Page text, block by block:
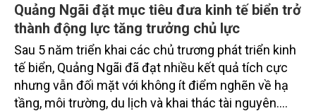
Quảng Ngãi đặt mục tiêu đưa kinh tế biển trở
thành động lực tăng trưởng chủ lực
Sau 5 năm triển khai các chủ trương phát triển kinh
tế biển, Quảng Ngãi đã đạt nhiều kết quả tích cực
nhưng vẫn đối mặt với không ít điểm nghẽn về hạ
tầng, môi trường, du lịch và khai thác tài nguyên.